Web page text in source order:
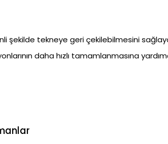
şekilde tekneye geri çekilebilmesini
daha hızlı tamamlanmasına